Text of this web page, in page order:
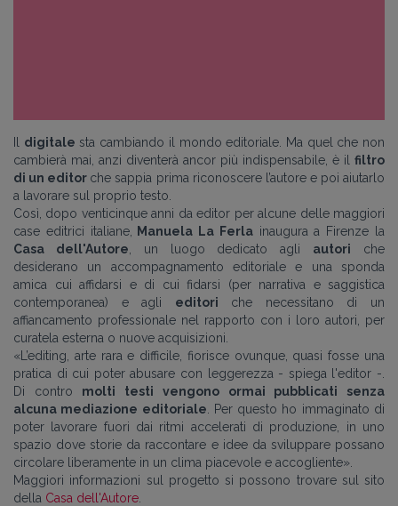
digitale sta cambiando il mondo editoriale. Ma quel che non
cambierà mai, anzi diventerà ancor più indispensabile, è il filtro
di un editor che sappia prima riconoscere l’autore e poi aiutarlo
a lavorare sul proprio testo.
Così, dopo venticinque anni da editor per alcune delle maggiori
case editrici italiane,
Manuela La Ferlainaugura a Firenze la
Casa dell'Autore , un luogo dedicato agli autori che
desiderano un accompagnamento editoriale e una sponda
amica cui affidarsi e di cui fidarsi (per narrativa e saggistica
contemporanea) e agli editori che necessitano di un
affiancamento professionale nel rapporto con i loro autori, per
curatela esterna o nuove acquisizioni.
«L’editing, arte rara e difficile, fiorisce ovunque, quasi fosse una
pratica di cui poter abusare con leggerezza - spiega l'editor -.
Di contro molti testi vengono ormai pubblicati senza
alcuna mediazione editoriale . Per questo ho immaginato di
poter lavorare fuori dai ritmi accelerati di produzione, in uno
spazio dove storie da raccontare e idee da sviluppare possano
circolare liberamente in un clima piacevole e accogliente».
Maggiori informazioni sul progetto si possono trovare sul sito
della Casa dell'Autore